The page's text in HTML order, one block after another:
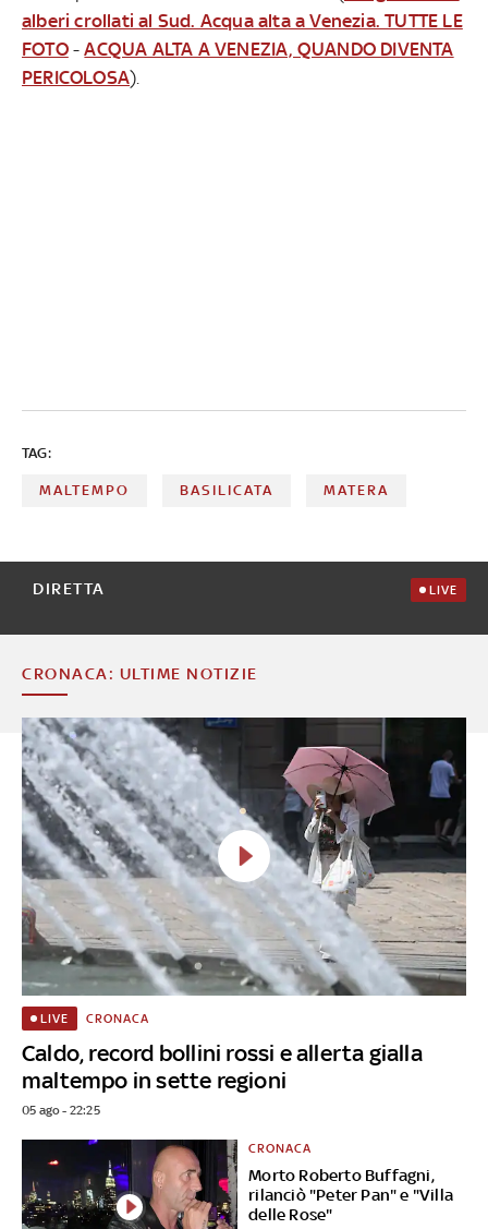
alberi crollati al Sud. Acqua alta a Venezia. TUTTE LE
FOTO-ACQUA ALTA A VENEZIA, QUANDO DIVENTA
PERICOLOSA).
TAG:
MALTEMPO BASILICATA MATERA
DIRETTA LIVE
CRONACA: ULTIME NOTIZIE
Caldo, record bollini rossi e allerta gialla
maltempo in sette regioni
LIVE CRONACA
05 ago - 22:25
Morto Roberto Buffagni,
rilanciò "Peter Pan" e "Villa
delle Rose"
CRONACA